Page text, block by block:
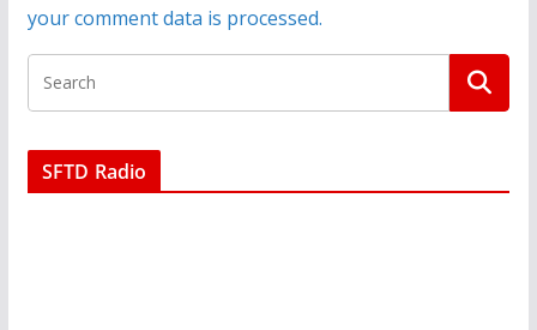
your comment data is processed.
SFTD Radio